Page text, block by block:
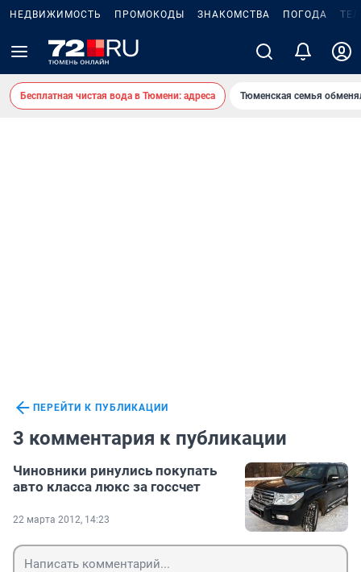
НЕДВИЖИМОСТЬ ПРОМОКОДЫ ЗНАКОМСТВА ПОГОДА
Бесплатная чистая вода в Тюмени: адреса Тюменская семья
ПЕРЕЙТИ К ПУБЛИКАЦИИ
3 комментария к публикации
Чиновники ринулись покупать
авто класса люкс за госсчет
22 марта 2012, 14:23